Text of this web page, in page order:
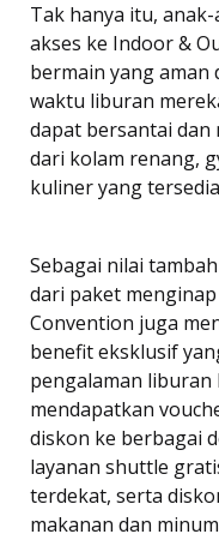
Tak hanya itu,
akses ke Indoor &
bermain yang aman
waktu liburan
dapat bersantai
dari kolam renang,
kuliner yang
Sebagai nilai
dari paket
Convention juga
benefit eksklusif
pengalaman liburan
mendapatkan
diskon ke berbagai
layanan shuttle
terdekat, serta
makanan dan